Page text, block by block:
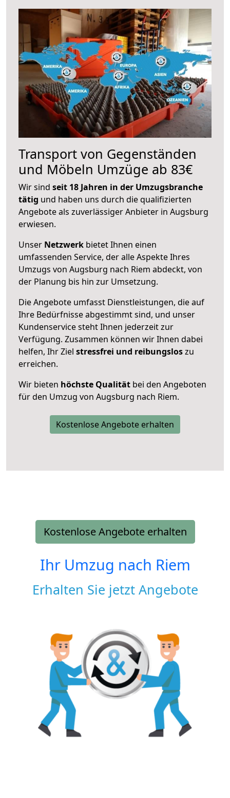
Transport von Gegenständen
und Möbeln Umzüge ab 83€
Wir sind seit 18 Jahren in der Umzugsbranche
tätig und haben uns durch die qualifizierten
Angebote als zuverlässiger Anbieter in Augsburg
erwiesen.
Unser Netzwerk bietet Ihnen einen
umfassenden Service, der alle Aspekte Ihres
Umzugs von Augsburg nach Riem abdeckt, von
der Planung bis hin zur Umsetzung.
Die Angebote umfasst Dienstleistungen, die auf
Ihre Bedürfnisse abgestimmt sind, und unser
Kundenservice steht Ihnen jederzeit zur
Verfügung. Zusammen können wir Ihnen dabei
helfen, Ihr Ziel stressfrei und reibungsloszu
erreichen.
Wir bieten höchste Qualität bei den Angeboten
für den Umzug von Augsburg nach Riem.
Kostenlose Angebote erhalten
Kostenlose Angebote erhalten
Ihr Umzug nach Riem
Erhalten Sie jetzt Angebote